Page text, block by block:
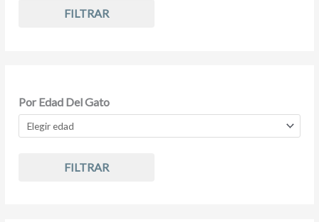
FILTRAR
Por Edad Del Gato
FILTRAR